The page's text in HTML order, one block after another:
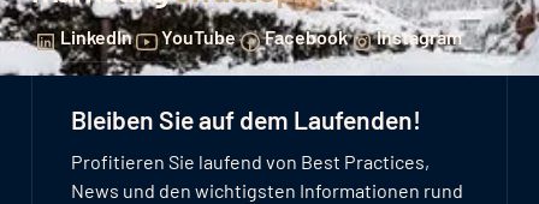
LinkedIn YouTube Facebook Instagram
Bleiben Sie auf dem Laufenden!
Profitieren Sie laufend von Best Practices,
News und den wichtigsten Informationen rund